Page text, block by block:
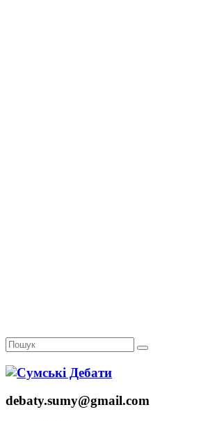
debaty.sumy@gmail.com